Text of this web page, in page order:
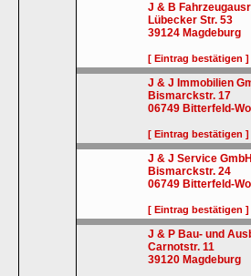
J & B
Lübecker Str. 53
39124 Magdeburg
[ Eintrag bestätigen ]
J & J Immobilien
Bismarckstr. 17
06749 Bitterfeld-
[ Eintrag bestätigen ]
J & J Service GmbH
Bismarckstr. 24
06749 Bitterfeld-
[ Eintrag bestätigen ]
J & P Bau- und
Carnotstr. 11
39120 Magdeburg